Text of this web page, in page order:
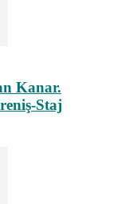
Kanar.
Staj